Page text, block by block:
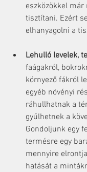
eszközökkel
tisztítani. Ezért
elhanyagolni a
Lehulló levelek,
faágakról,
környező fákról
egyéb növényi
ráhullhatnak a
gyűlhetnek a
Gondoljunk egy
termésre egy
mennyire
hatását a